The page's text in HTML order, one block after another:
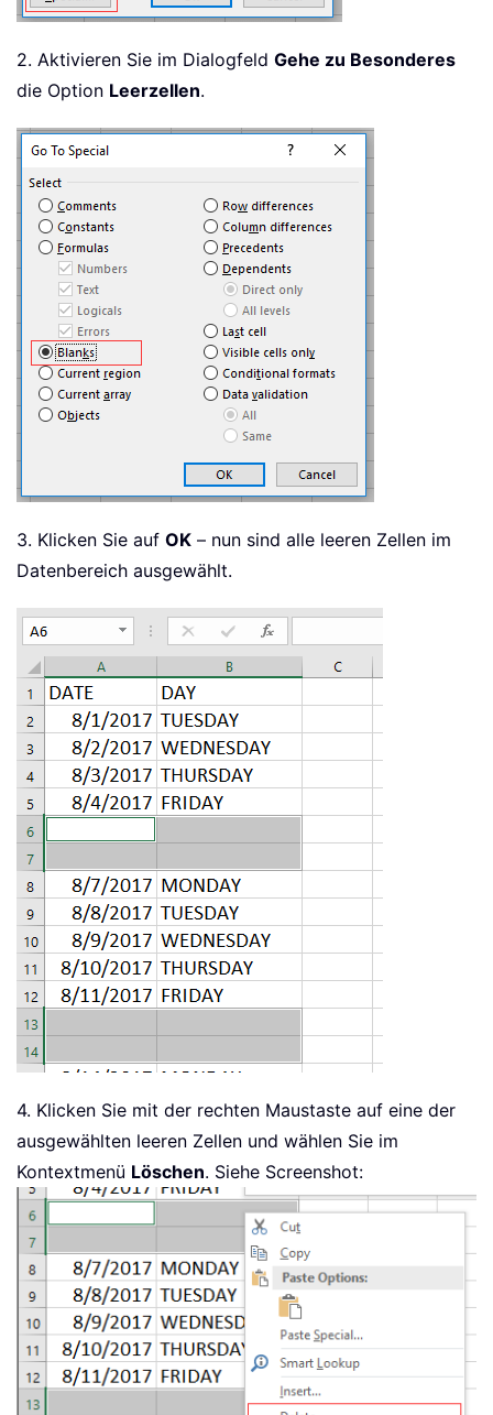
2. Aktivieren Sie im Dialogfeld Gehe zu Besonderes
die Option Leerzellen.
3. Klicken Sie auf OK – nun sind alle leeren Zellen im
Datenbereich ausgewählt.
4. Klicken Sie mit der rechten Maustaste auf eine der
ausgewählten leeren Zellen und wählen Sie im
Kontextmenü Löschen. Siehe Screenshot: